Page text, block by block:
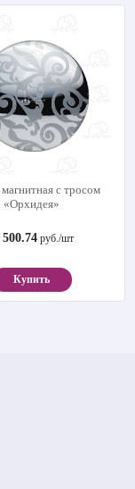
с тросом
«Орхидея»
500.74руб./шт
Купить